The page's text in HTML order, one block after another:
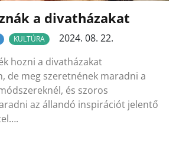
a divatházakat
KULTÚRA
2024. 08. 22.
hozni a divatházakat
de meg szeretnének maradni a
és szoros
az állandó inspirációt jelentő